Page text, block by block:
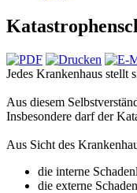
Jedes Krankenhaus stellt
Aus diesem
Insbesondere darf der
Aus Sicht des
die interne
die externe